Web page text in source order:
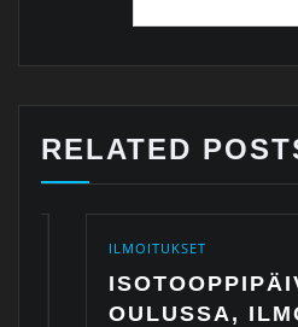
RELATED
ILMOITUKSET
OULUSSA,